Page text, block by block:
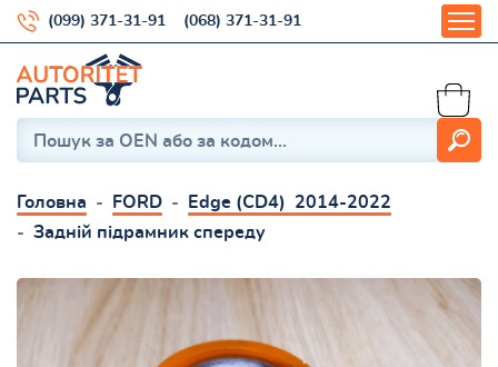
(099) 371-31-91 (068) 371-31-91
Головна FORD
Edge (CD4) 2014-2022
Задній підрамник спереду